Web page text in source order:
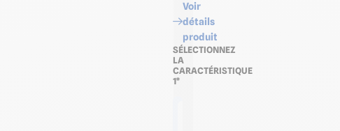
Voir
détails
produit
SÉLECTIONNEZ
LA
CARACTÉRISTIQUE
1*